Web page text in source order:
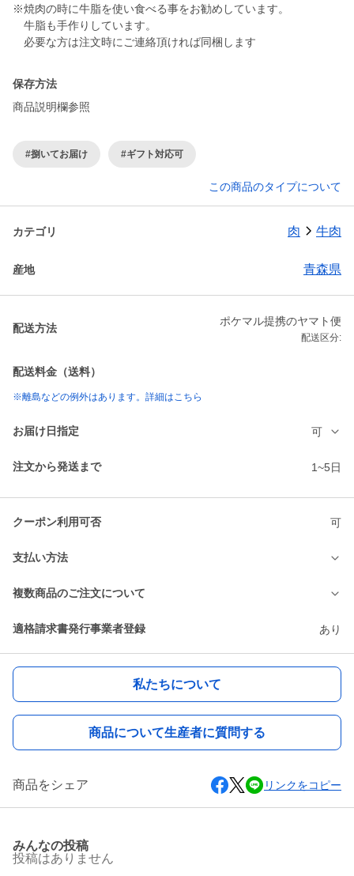
※焼肉の時に牛脂を使い食べる事をお勧めしています。
牛脂も手作りしています。
必要な方は注文時にご連絡頂ければ同梱します
保存方法
商品説明欄参照
#捌いてお届け #ギフト対応可
この商品のタイプについて
カテゴリ 肉 牛肉
産地 青森県
配送方法
ポケマル提携のヤマト便
配送区分:
配送料金（送料）
※離島などの例外はあります。詳細はこちら
お届け日指定 可
注文から発送まで 1~5日
クーポン利用可否 可
支払い方法
複数商品のご注文について
適格請求書発行事業者登録 あり
私たちについて
商品について生産者に質問する
商品をシェア リンクをコピー
みんなの投稿
投稿はありません